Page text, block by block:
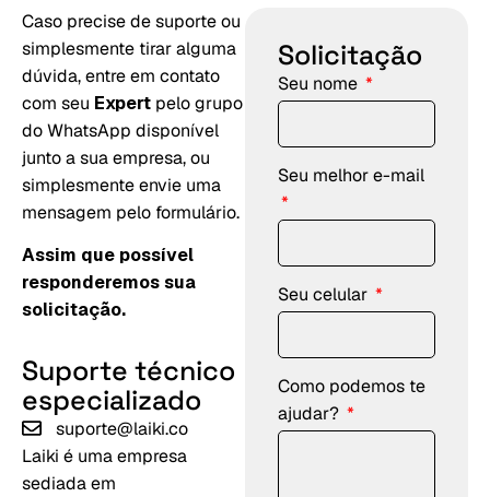
Caso precise de suporte ou
simplesmente tirar alguma
dúvida, entre em contato
com seu Expert pelo grupo
do WhatsApp disponível
junto a sua empresa, ou
simplesmente envie uma
mensagem pelo formulário.
Assim que possível
responderemos sua
solicitação.
Suporte técnico
especializado
suporte@laiki.co
Laiki é uma empresa
sediada em
Solicitação
Seu nome
Seu melhor e-mail
Seu celular
Como podemos te
ajudar?